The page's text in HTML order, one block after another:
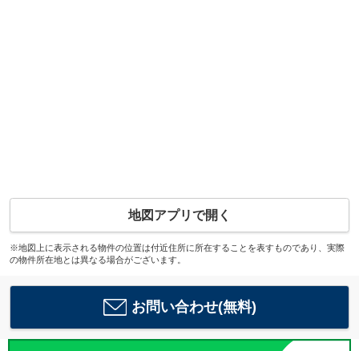
地図アプリで開く
※地図上に表示される物件の位置は付近住所に所在することを表すものであり、実際
の物件所在地とは異なる場合がございます。
お問い合わせ(無料)